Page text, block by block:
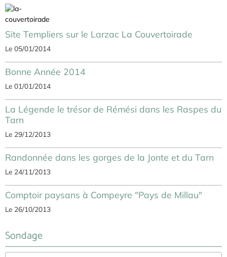
Site Templiers sur le Larzac La Couvertoirade
Le 05/01/2014
Bonne Année 2014
Le 01/01/2014
La Légende le trésor de Rémési dans les Raspes du
Tarn
Le 29/12/2013
Randonnée dans les gorges de la Jonte et du Tarn
Le 24/11/2013
Comptoir paysans à Compeyre "Pays de Millau"
Le 26/10/2013
Sondage